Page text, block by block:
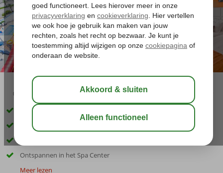
02:45 aug 32°C
Ideaal familiehotel
Spectaculair water-/themapark, gratis toegang
Ontspannen in het Spa Center
Meer lezen